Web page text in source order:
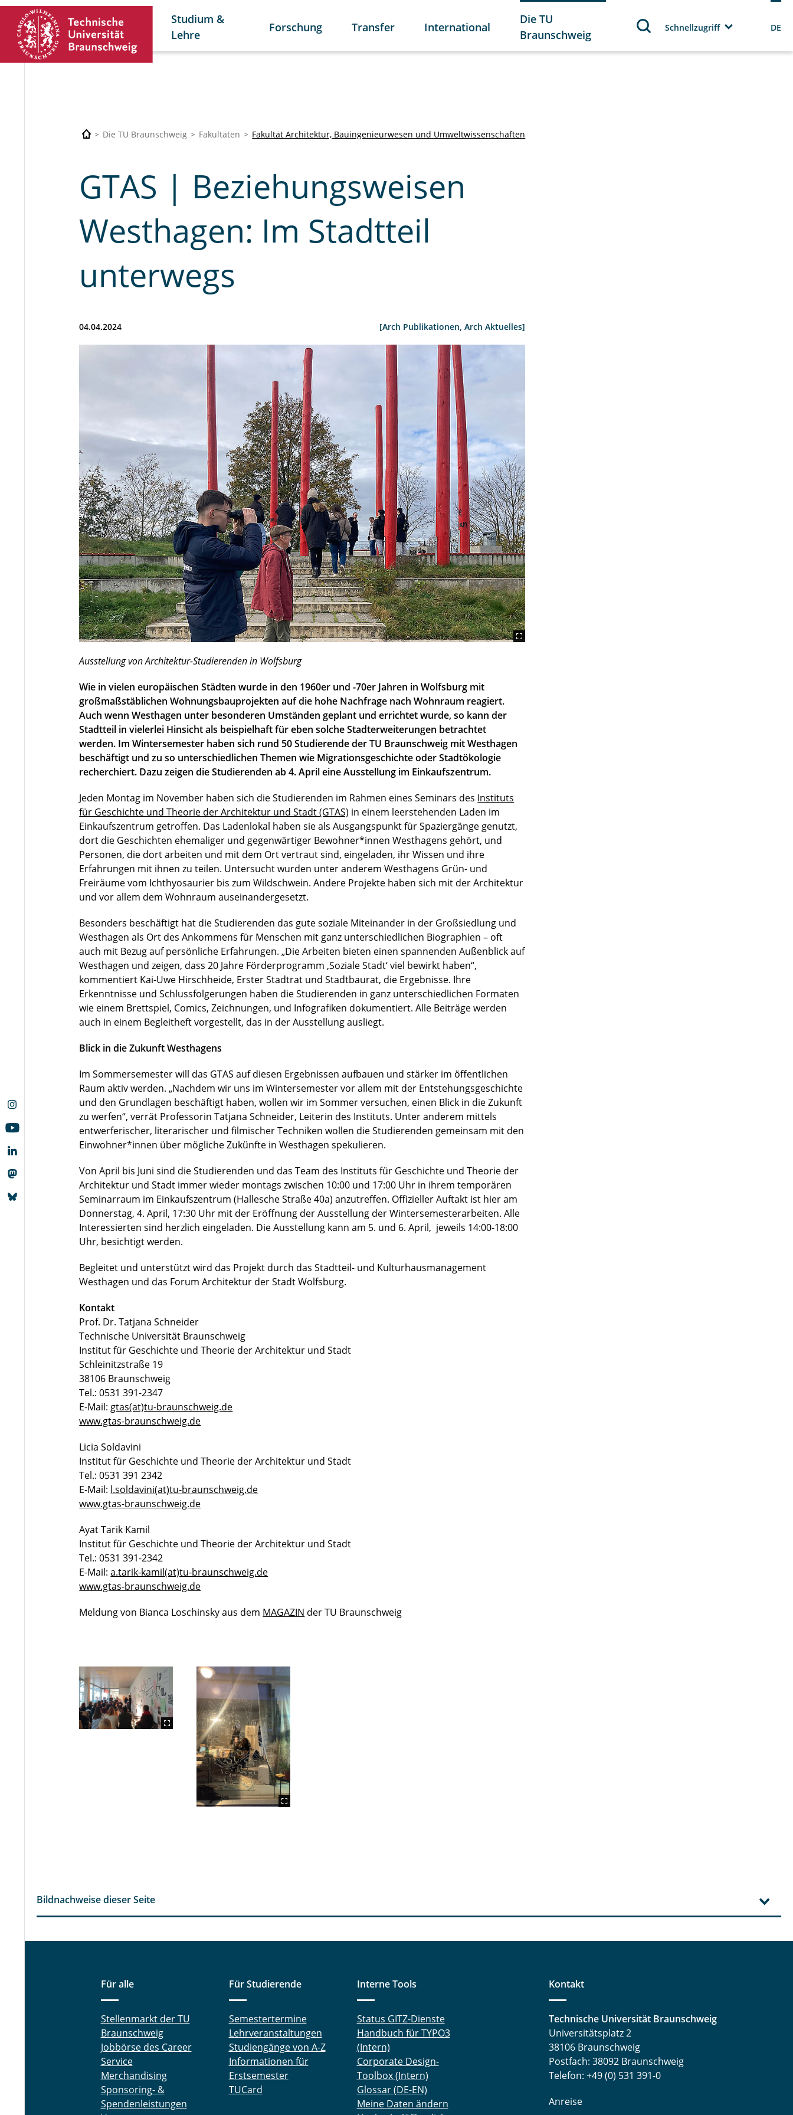
Studium &
Lehre
Forschung Transfer International
Die TU
Braunschweig
Schnellzugriff DE
Die TU Braunschweig Fakultäten Fakultät Architektur, Bauingenieurwesen und Umweltwissenschaften
GTAS | Beziehungsweisen
Westhagen: Im Stadtteil
unterwegs
04.04.2024 [Arch Publikationen, Arch Aktuelles]
Ausstellung von Architektur-Studierenden in Wolfsburg
Wie in vielen europäischen Städten wurde in den 1960er und -70er Jahren in Wolfsburg mit
großmaßstäblichen Wohnungsbauprojekten auf die hohe Nachfrage nach Wohnraum reagiert.
Auch wenn Westhagen unter besonderen Umständen geplant und errichtet wurde, so kann der
Stadtteil in vielerlei Hinsicht als beispielhaft für eben solche Stadterweiterungen betrachtet
werden. Im Wintersemester haben sich rund 50 Studierende der TU Braunschweig mit Westhagen
beschäftigt und zu so unterschiedlichen Themen wie Migrationsgeschichte oder Stadtökologie
recherchiert. Dazu zeigen die Studierenden ab 4. April eine Ausstellung im Einkaufszentrum.
Jeden Montag im November haben sich die Studierenden im Rahmen eines Seminars des Instituts
für Geschichte und Theorie der Architektur und Stadt (GTAS) in einem leerstehenden Laden im
Einkaufszentrum getroffen. Das Ladenlokal haben sie als Ausgangspunkt für Spaziergänge genutzt,
dort die Geschichten ehemaliger und gegenwärtiger Bewohner*innen Westhagens gehört, und
Personen, die dort arbeiten und mit dem Ort vertraut sind, eingeladen, ihr Wissen und ihre
Erfahrungen mit ihnen zu teilen. Untersucht wurden unter anderem Westhagens Grün- und
Freiräume vom Ichthyosaurier bis zum Wildschwein. Andere Projekte haben sich mit der Architektur
und vor allem dem Wohnraum auseinandergesetzt.
Besonders beschäftigt hat die Studierenden das gute soziale Miteinander in der Großsiedlung und
Westhagen als Ort des Ankommens für Menschen mit ganz unterschiedlichen Biographien – oft
auch mit Bezug auf persönliche Erfahrungen. „Die Arbeiten bieten einen spannenden Außenblick auf
Westhagen und zeigen, dass 20 Jahre Förderprogramm ‚Soziale Stadt‘ viel bewirkt haben“,
kommentiert Kai-Uwe Hirschheide, Erster Stadtrat und Stadtbaurat, die Ergebnisse. Ihre
Erkenntnisse und Schlussfolgerungen haben die Studierenden in ganz unterschiedlichen Formaten
wie einem Brettspiel, Comics, Zeichnungen, und Infografiken dokumentiert. Alle Beiträge werden
auch in einem Begleitheft vorgestellt, das in der Ausstellung ausliegt.
Blick in die Zukunft Westhagens
Im Sommersemester will das GTAS auf diesen Ergebnissen aufbauen und stärker im öffentlichen
Raum aktiv werden. „Nachdem wir uns im Wintersemester vor allem mit der Entstehungsgeschichte
und den Grundlagen beschäftigt haben, wollen wir im Sommer versuchen, einen Blick in die Zukunft
zu werfen“, verrät Professorin Tatjana Schneider, Leiterin des Instituts. Unter anderem mittels
entwerferischer, literarischer und filmischer Techniken wollen die Studierenden gemeinsam mit den
Einwohner*innen über mögliche Zukünfte in Westhagen spekulieren.
Von April bis Juni sind die Studierenden und das Team des Instituts für Geschichte und Theorie der
Architektur und Stadt immer wieder montags zwischen 10:00 und 17:00 Uhr in ihrem temporären
Seminarraum im Einkaufszentrum (Hallesche Straße 40a) anzutreffen. Offizieller Auftakt ist hier am
Donnerstag, 4. April, 17:30 Uhr mit der Eröffnung der Ausstellung der Wintersemesterarbeiten. Alle
Interessierten sind herzlich eingeladen. Die Ausstellung kann am 5. und 6. April, jeweils 14:00-18:00
Uhr, besichtigt werden.
Begleitet und unterstützt wird das Projekt durch das Stadtteil- und Kulturhausmanagement
Westhagen und das Forum Architektur der Stadt Wolfsburg.
Kontakt
Prof. Dr. Tatjana Schneider
Technische Universität Braunschweig
Insti­tut für Geschichte und The­o­rie der Architek­tur und Stadt
Schleinitzstraße 19
38106 Braun­schweig
Tel.: 0531 391-2347
E-Mail: gtas(at)tu-braunschweig.de
www.gtas-braunschweig.de
Licia Soldavini
Institut für Geschichte und Theorie der Architektur und Stadt
Tel.: 0531 391 2342
E-Mail: l.soldavini(at)tu-braunschweig.de
www.gtas-braunschweig.de
Ayat Tarik Kamil
Institut für Geschichte und Theorie der Architektur und Stadt
Tel.: 0531 391-2342
E-Mail:a.tarik-kamil(at)tu-braunschweig.de
www.gtas-braunschweig.de
Meldung von Bianca Loschinsky aus dem MAGAZIN der TU Braunschweig
Bildnachweise dieser Seite
Für alle
Stellenmarkt der TU
Braunschweig
Jobbörse des Career
Service
Merchandising
Sponsoring- &
Spendenleistungen
Für Studierende
Semestertermine
Lehrveranstaltungen
Studiengänge von A-Z
Informationen für
Erstsemester
TUCard
Interne Tools
Status GITZ-Dienste
Handbuch für TYPO3
(Intern)
Corporate Design-
Toolbox (Intern)
Glossar (DE-EN)
Meine Daten ändern
Kontakt
Technische Universität Braunschweig
Universitätsplatz 2
38106 Braunschweig
Postfach: 38092 Braunschweig
Telefon: +49 (0) 531 391-0
Anreise